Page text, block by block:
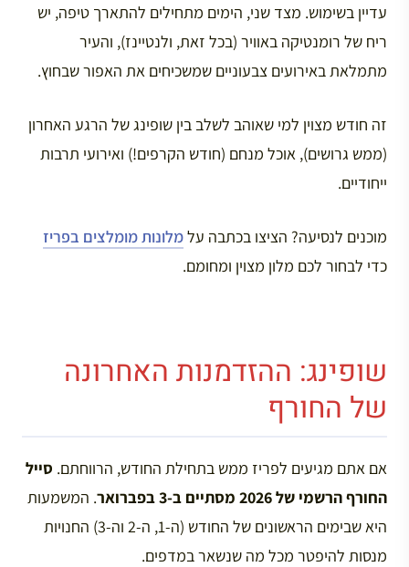
עדיין בשימוש. מצד שני, הימים מתחילים להתארך טיפה, יש
ריח של רומנטיקה באוויר (בכל זאת, ולנטיינז), והעיר
מתמלאת באירועים צבעוניים שמשכיחים את האפור שבחוץ.
זה חודש מצוין למי שאוהב לשלב בין שופינג של הרגע האחרון
(ממש גרושים), אוכל מנחם (חודש הקרפים!) ואירועי תרבות
ייחודיים.
מוכנים לנסיעה? הציצו בכתבה עלמלונות מומלצים בפריז
כדי לבחור לכם מלון מצוין ומחומם.
שופינג: ההזדמנות האחרונה
של החורף
אם אתם מגיעים לפריז ממש בתחילת החודש, הרווחתם. סייל
החורף הרשמי של 2026 מסתיים ב-3 בפברואר
. המשמעות
היא שבימים הראשונים של החודש (ה-1, ה-2 וה-3) החנויות
מנסות להיפטר מכל מה שנשאר במדפים.